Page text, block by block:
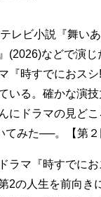
の付き合い方
レビ小説『舞い
(2026)などで演じ
『時すでにおス
いる。確かな演
にドラマの見ど
みた──。【第２
ラマ『時すでに
2の人生を前向き